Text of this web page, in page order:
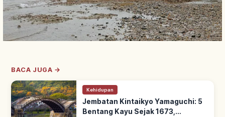
BACA JUGA →
Kehidupan
Jembatan Kintaikyo Yamaguchi: 5
Bentang Kayu Sejak 1673,